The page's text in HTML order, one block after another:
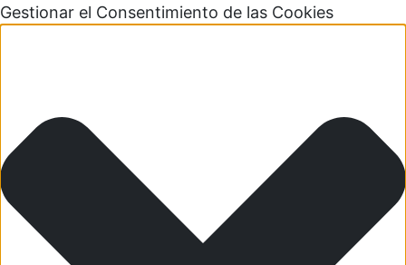
Gestionar el Consentimiento de las Cookies